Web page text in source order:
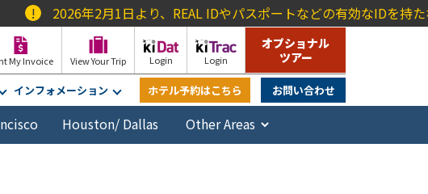
2月1日より、REAL IDやパスポートなどの有効なIDを持たない旅行者に
My Invoice View Your Trip Login Login
オプショナル
ツアー
インフォメーション ホテル予約はこちら お問い合わせ
Houston/ Dallas